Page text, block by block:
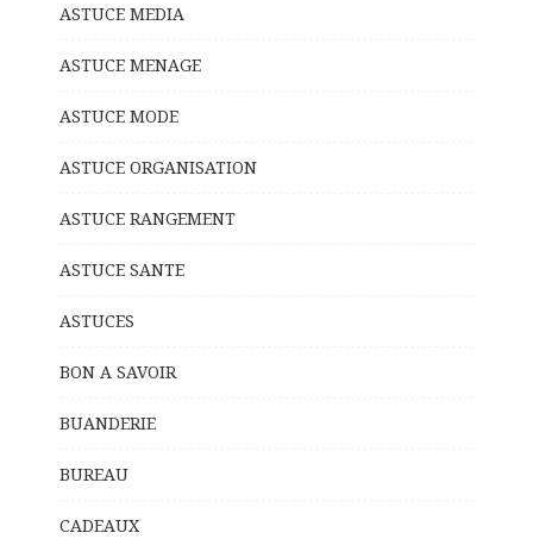
ASTUCE MEDIA
ASTUCE MENAGE
ASTUCE MODE
ASTUCE ORGANISATION
ASTUCE RANGEMENT
ASTUCE SANTE
ASTUCES
BON A SAVOIR
BUANDERIE
BUREAU
CADEAUX